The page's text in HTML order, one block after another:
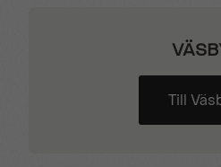
Tygklädsel Grå Mistral
Uppvärmda säten
Till